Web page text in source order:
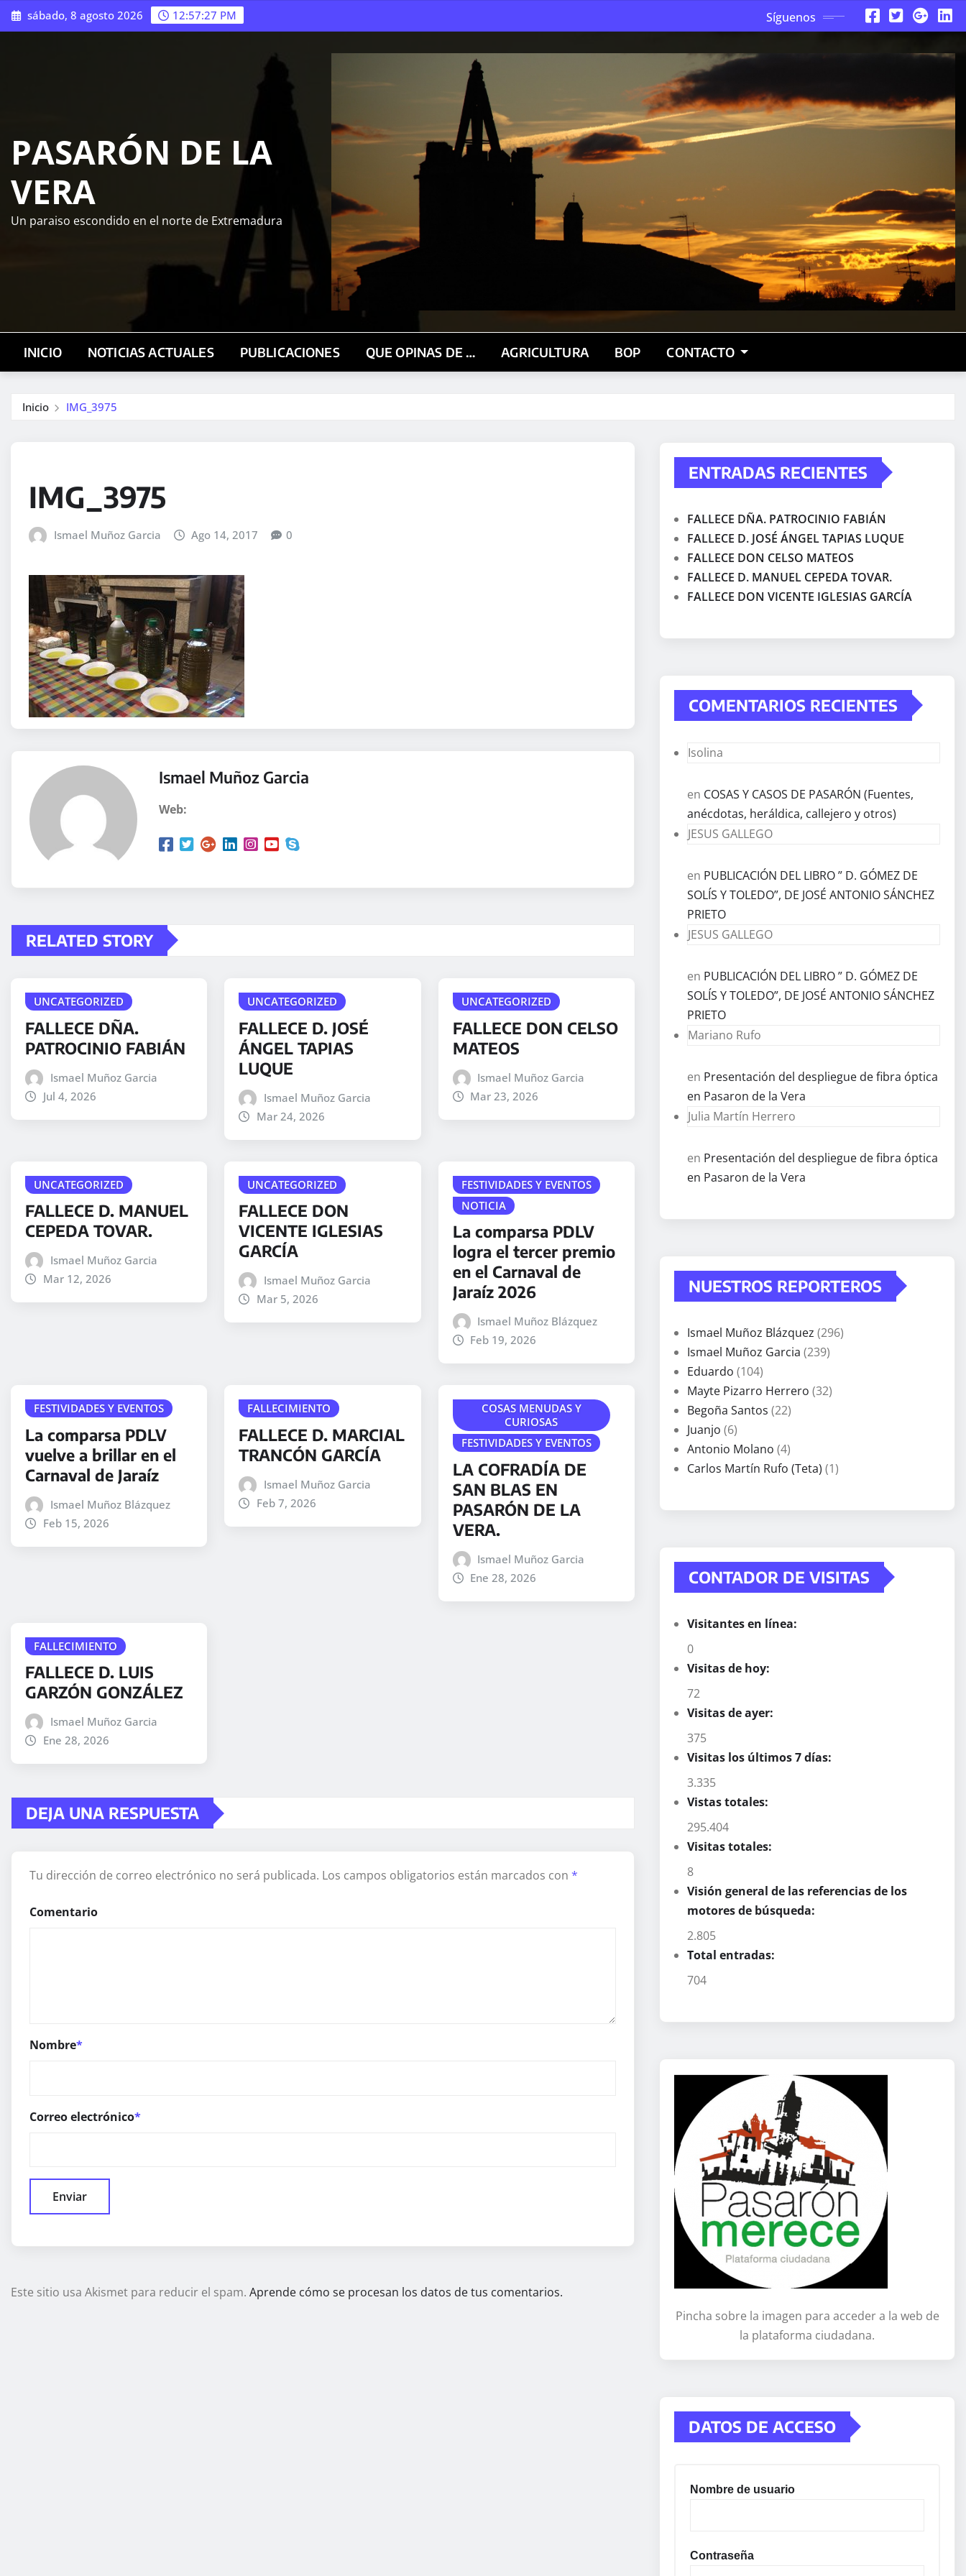
Saltar
al
sábado, 8 agosto 2026 12:57:28 PM Síguenos
PASARÓN DE LA
VERA
Un paraiso escondido en el norte de Extremadura
INICIO NOTICIAS ACTUALES PUBLICACIONES QUE OPINAS DE … AGRICULTURA BOP CONTACTO
Inicio IMG_3975
IMG_3975
Ismael Muñoz Garcia Ago 14, 2017 0
Ismael Muñoz Garcia
Web:
RELATED STORY
UNCATEGORIZED
FALLECE DÑA.
PATROCINIO FABIÁN
Ismael Muñoz Garcia
Jul 4, 2026
UNCATEGORIZED
FALLECE D. JOSÉ
ÁNGEL TAPIAS
LUQUE
Ismael Muñoz Garcia
Mar 24, 2026
UNCATEGORIZED
FALLECE DON CELSO
MATEOS
Ismael Muñoz Garcia
Mar 23, 2026
UNCATEGORIZED
FALLECE D. MANUEL
CEPEDA TOVAR.
Ismael Muñoz Garcia
Mar 12, 2026
UNCATEGORIZED
FALLECE DON
VICENTE IGLESIAS
GARCÍA
Ismael Muñoz Garcia
Mar 5, 2026
FESTIVIDADES Y EVENTOS
NOTICIA
La comparsa PDLV
logra el tercer premio
en el Carnaval de
Jaraíz 2026
Ismael Muñoz Blázquez
Feb 19, 2026
FESTIVIDADES Y EVENTOS
La comparsa PDLV
vuelve a brillar en el
Carnaval de Jaraíz
Ismael Muñoz Blázquez
Feb 15, 2026
FALLECIMIENTO
FALLECE D. MARCIAL
TRANCÓN GARCÍA
Ismael Muñoz Garcia
Feb 7, 2026
COSAS MENUDAS Y
CURIOSAS
FESTIVIDADES Y EVENTOS
LA COFRADÍA DE
SAN BLAS EN
PASARÓN DE LA
VERA.
Ismael Muñoz Garcia
Ene 28, 2026
FALLECIMIENTO
FALLECE D. LUIS
GARZÓN GONZÁLEZ
Ismael Muñoz Garcia
Ene 28, 2026
DEJA UNA RESPUESTA
Tu dirección de correo electrónico no será publicada. Los campos obligatorios están marcados con *
Comentario
Nombre*
Correo electrónico*
Este sitio usa Akismet para reducir el spam. Aprende cómo se procesan los datos de tus comentarios.
ENTRADAS RECIENTES
FALLECE DÑA. PATROCINIO FABIÁN
FALLECE D. JOSÉ ÁNGEL TAPIAS LUQUE
FALLECE DON CELSO MATEOS
FALLECE D. MANUEL CEPEDA TOVAR.
FALLECE DON VICENTE IGLESIAS GARCÍA
COMENTARIOS RECIENTES
Isolina
en COSAS Y CASOS DE PASARÓN (Fuentes,
anécdotas, heráldica, callejero y otros)
JESUS GALLEGO
en PUBLICACIÓN DEL LIBRO ” D. GÓMEZ DE
SOLÍS Y TOLEDO”, DE JOSÉ ANTONIO SÁNCHEZ
PRIETO
JESUS GALLEGO
en PUBLICACIÓN DEL LIBRO ” D. GÓMEZ DE
SOLÍS Y TOLEDO”, DE JOSÉ ANTONIO SÁNCHEZ
PRIETO
Mariano Rufo
en Presentación del despliegue de fibra óptica
en Pasaron de la Vera
Julia Martín Herrero
en Presentación del despliegue de fibra óptica
en Pasaron de la Vera
NUESTROS REPORTEROS
Ismael Muñoz Blázquez (296)
Ismael Muñoz Garcia (239)
Eduardo (104)
Mayte Pizarro Herrero (32)
Begoña Santos (22)
Juanjo (6)
Antonio Molano (4)
Carlos Martín Rufo (Teta) (1)
CONTADOR DE VISITAS
Visitantes en línea:
0
Visitas de hoy:
72
Visitas de ayer:
375
Visitas los últimos 7 días:
3.335
Vistas totales:
295.404
Visitas totales:
8
Visión general de las referencias de los
motores de búsqueda:
2.805
Total entradas:
704
Pincha sobre la imagen para acceder a la web de
la plataforma ciudadana.
DATOS DE ACCESO
Nombre de usuario
Contraseña